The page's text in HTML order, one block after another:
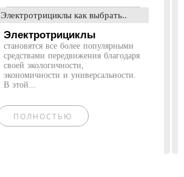
Электротрициклы как выбрать..
Электротрициклы
становятся все более популярными
средствами передвижения благодаря
своей экологичности,
экономичности и универсальности.
В этой...
ПОЛНОСТЬЮ